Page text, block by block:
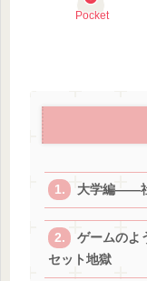
Pocket
大学編——
ゲームのよ
セット地獄